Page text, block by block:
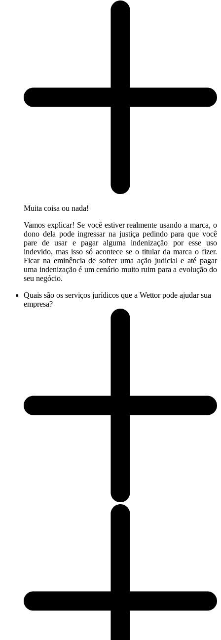
Muita coisa ou nada!
Vamos explicar! Se você estiver realmente usando a marca, o
dono dela pode ingressar na justiça pedindo para que você
pare de usar e pagar alguma indenização por esse uso
indevido, mas isso só acontece se o titular da marca o fizer.
Ficar na eminência de sofrer uma ação judicial e até pagar
uma indenização é um cenário muito ruim para a evolução do
seu negócio.
Quais são os serviços jurídicos que a Wettor pode ajudar sua
empresa?